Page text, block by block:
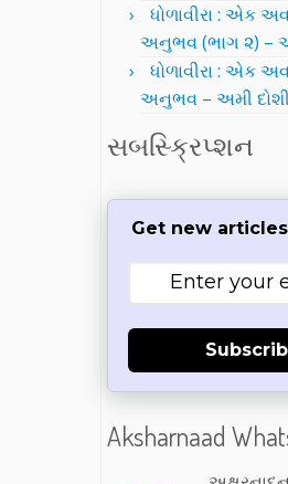
ધોળાવીરા : એક
અનુભવ (ભાગ ૨) –
ધોળાવીરા : એક
અનુભવ – અમી દોશી
સબસ્ક્રિપ્શન
Get new
Aksharnaad